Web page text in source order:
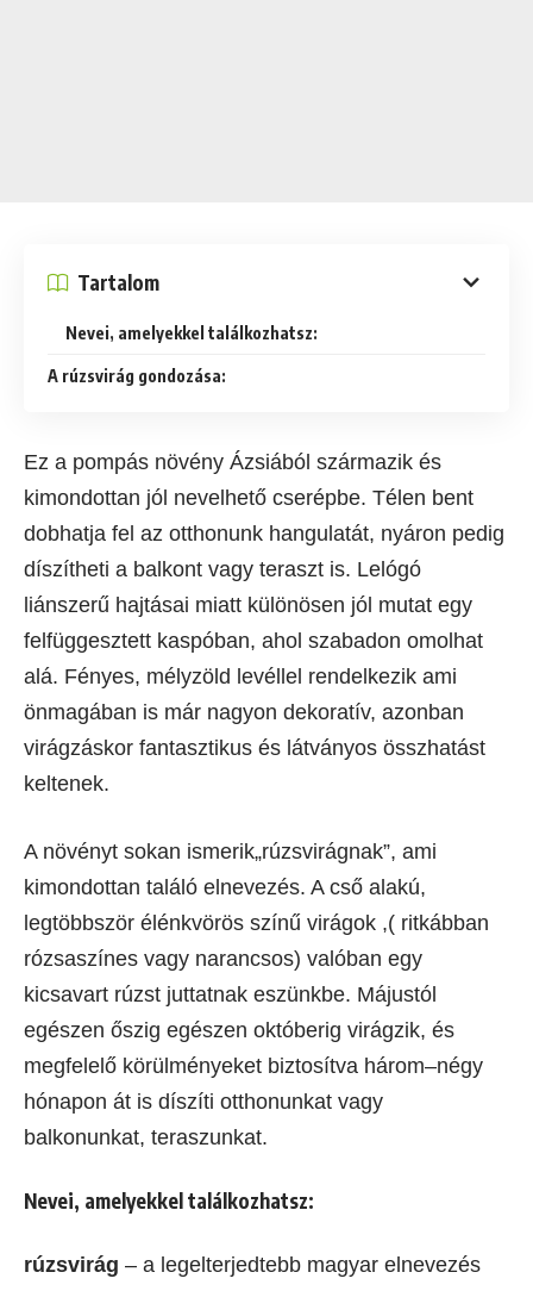
Tartalom
Nevei, amelyekkel találkozhatsz:
A rúzsvirág gondozása:
Ez a pompás növény Ázsiából származik és
kimondottan jól nevelhető cserépbe. Télen bent
dobhatja fel az otthonunk hangulatát, nyáron pedig
díszítheti a balkont vagy teraszt is. Lelógó
liánszerű hajtásai miatt különösen jól mutat egy
felfüggesztett kaspóban, ahol szabadon omolhat
alá. Fényes, mélyzöld levéllel rendelkezik ami
önmagában is már nagyon dekoratív, azonban
virágzáskor fantasztikus és látványos összhatást
keltenek.
A növényt sokan ismerik„rúzsvirágnak”, ami
kimondottan találó elnevezés. A cső alakú,
legtöbbször élénkvörös színű virágok ,( ritkábban
rózsaszínes vagy narancsos) valóban egy
kicsavart rúzst juttatnak eszünkbe. Májustól
egészen őszig egészen októberig virágzik, és
megfelelő körülményeket biztosítva három–négy
hónapon át is díszíti otthonunkat vagy
balkonunkat, teraszunkat.
Nevei, amelyekkel találkozhatsz:
rúzsvirág – a legelterjedtebb magyar elnevezés